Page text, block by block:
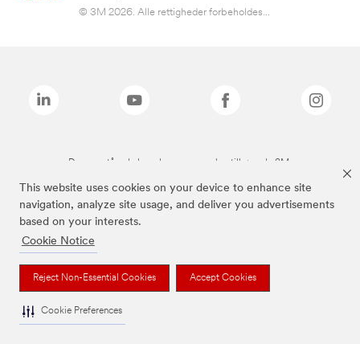
This website uses cookies on your device to enhance site
navigation, analyze site usage, and deliver you advertisements
based on your interests.
Cookie Notice
Reject Non-Essential Cookies Accept Cookies
Cookie Preferences
© 3M 2026. Alle rettigheder forbeholdes...
De ovenstående brands er varemærker tilhørende 3M.